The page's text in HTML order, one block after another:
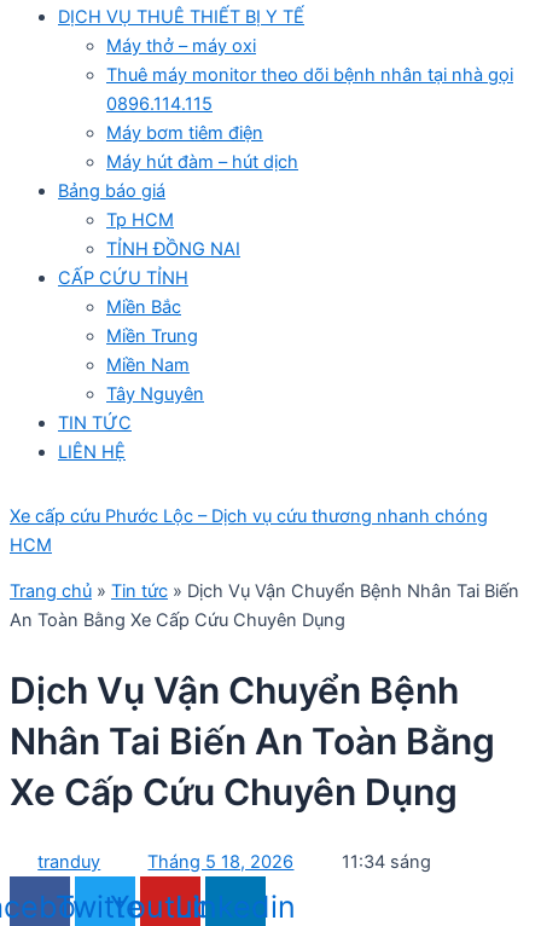
DỊCH VỤ THUÊ THIẾT BỊ Y TẾ
Máy thở – máy oxi
Thuê máy monitor theo dõi bệnh nhân tại nhà gọi
0896.114.115
Máy bơm tiêm điện
Máy hút đàm – hút dịch
Bảng báo giá
Tp HCM
TỈNH ĐỒNG NAI
CẤP CỨU TỈNH
Miền Bắc
Miền Trung
Miền Nam
Tây Nguyên
TIN TỨC
LIÊN HỆ
Xe cấp cứu Phước Lộc – Dịch vụ cứu thương nhanh chóng
HCM
Trang chủ » Tin tức » Dịch Vụ Vận Chuyển Bệnh Nhân Tai Biến
An Toàn Bằng Xe Cấp Cứu Chuyên Dụng
Dịch Vụ Vận Chuyển Bệnh
Nhân Tai Biến An Toàn Bằng
Xe Cấp Cứu Chuyên Dụng
tranduy Tháng 5 18, 2026 11:34 sáng
TwitterYoutubeLinkedin